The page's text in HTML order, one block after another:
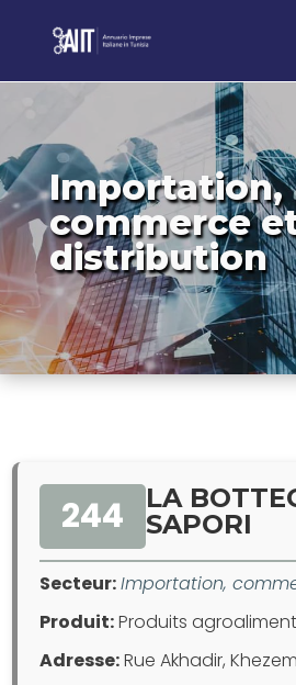
Importation,
commerce
distribution
244
LA
SAPORI
Secteur:Importation,
Produit:Produits
Adresse:Rue Akhadir,